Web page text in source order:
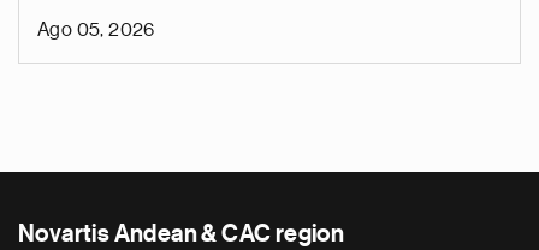
Ago 05, 2026
Novartis Andean & CAC region